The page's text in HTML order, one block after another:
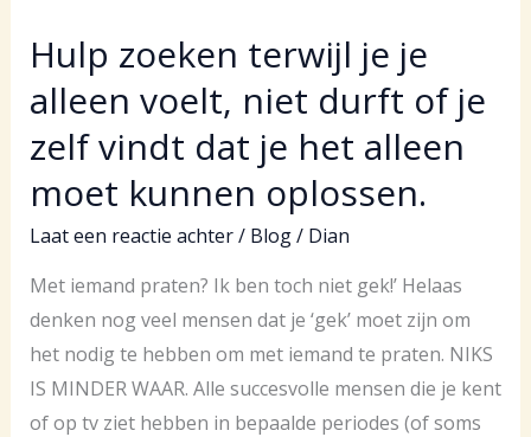
Hulp zoeken terwijl je je
alleen voelt, niet durft of je
zelf vindt dat je het alleen
moet kunnen oplossen.
Laat een reactie achter/ Blog/ Dian
Met iemand praten? Ik ben toch niet gek!’ Helaas
denken nog veel mensen dat je ‘gek’ moet zijn om
het nodig te hebben om met iemand te praten. NIKS
IS MINDER WAAR. Alle succesvolle mensen die je kent
of op tv ziet hebben in bepaalde periodes (of soms